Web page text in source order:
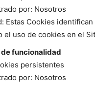
por: Nosotros
Estas Cookies
el uso de cookies en el
funcionalidad
persistentes
por: Nosotros